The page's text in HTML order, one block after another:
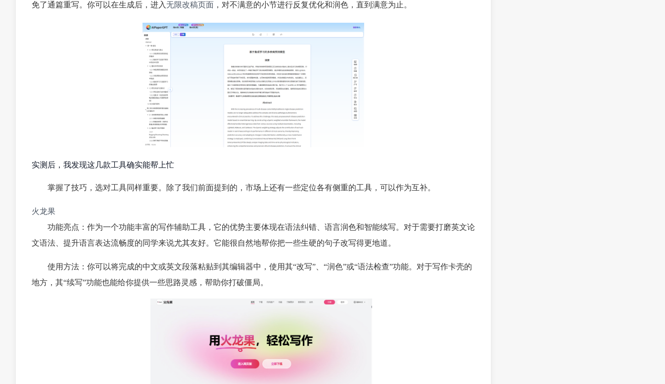
免了通篇重写。你可以在生成后，进入无限改稿页面 ，对不满意的小节进行反复优化和润色，直到满意为止。
实测后，我发现这几款工具确实能帮上忙
掌握了技巧，选对工具同样重要。除了我们前面提到的，市场上还有一些定位各有侧重的工具，可以作为互补。
火龙果
功能亮点：作为一个功能丰富的写作辅助工具，它的优势主要体现在语法纠错、语言润色和智能续写。对于需要打磨英文论
文语法、提升语言表达流畅度的同学来说尤其友好。它能很自然地帮你把一些生硬的句子改写得更地道。
使用方法：你可以将完成的中文或英文段落粘贴到其编辑器中，使用其“改写”、“润色”或“语法检查”功能。对于写作卡壳的
地方，其“续写”功能也能给你提供一些思路灵感，帮助你打破僵局。